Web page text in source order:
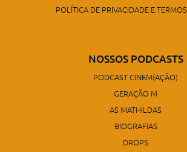
POLÍTICA DE PRIVACIDADE E
NOSSOS PODCASTS
PODCAST CINEM(AÇÃO)
GERAÇÃO M
AS MATHILDAS
BIOGRAFIAS
DROPS